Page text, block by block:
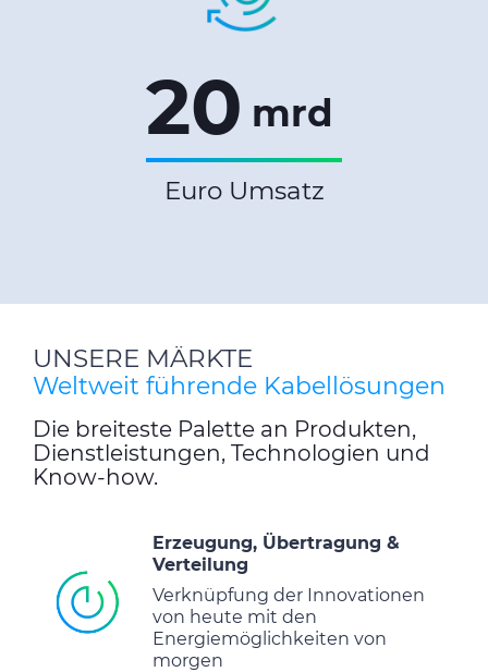
20 mrd
Euro Umsatz
UNSERE MÄRKTE
Weltweit führende Kabellösungen
Die breiteste Palette an Produkten,
Dienstleistungen, Technologien und
Know-how.
Erzeugung, Übertragung &
Verteilung
Verknüpfung der Innovationen
von heute mit den
Energiemöglichkeiten von
morgen